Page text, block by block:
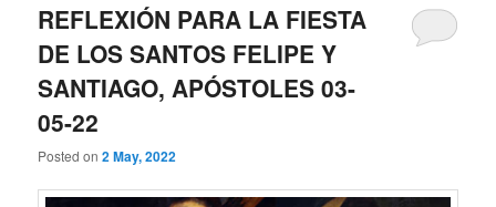
REFLEXIÓN PARA LA FIESTA
DE LOS SANTOS FELIPE Y
SANTIAGO, APÓSTOLES 03-
05-22
Posted on2 May, 2022